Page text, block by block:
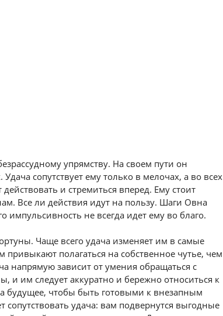
упрямству. На своем пути он
сопутствует ему только в мелочах, а во всех
и стремиться вперед. Ему стоит
Все ли действия идут на пользу. Шаги Овна
не всегда идет ему во благо.
Чаще всего удача изменяет им в самые
полагаться на собственное чутье, чем
напрямую зависит от умения обращаться с
и им следует аккуратно и бережно относиться к
будущее, чтобы быть готовыми к внезапным
сопутствовать удача: вам подвернутся выгодные